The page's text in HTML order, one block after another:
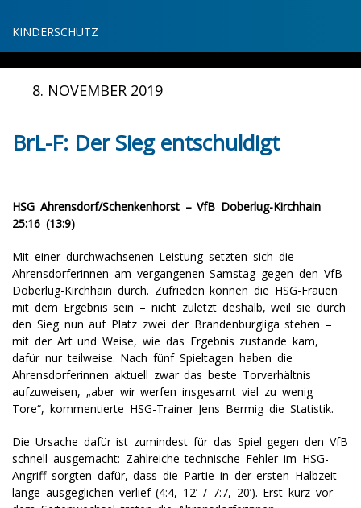
KINDERSCHUTZ
8. NOVEMBER 2019
BrL-F: Der Sieg entschuldigt
HSG Ahrensdorf/Schenkenhorst – VfB Doberlug-Kirchhain
25:16 (13:9)
Mit einer durchwachsenen Leistung setzten sich die
Ahrensdorferinnen am vergangenen Samstag gegen den VfB
Doberlug-Kirchhain durch. Zufrieden können die HSG-Frauen
mit dem Ergebnis sein – nicht zuletzt deshalb, weil sie durch
den Sieg nun auf Platz zwei der Brandenburgliga stehen –
mit der Art und Weise, wie das Ergebnis zustande kam,
dafür nur teilweise. Nach fünf Spieltagen haben die
Ahrensdorferinnen aktuell zwar das beste Torverhältnis
aufzuweisen, „aber wir werfen insgesamt viel zu wenig
Tore“, kommentierte HSG-Trainer Jens Bermig die Statistik.
Die Ursache dafür ist zumindest für das Spiel gegen den VfB
schnell ausgemacht: Zahlreiche technische Fehler im HSG-
Angriff sorgten dafür, dass die Partie in der ersten Halbzeit
lange ausgeglichen verlief (4:4, 12’ / 7:7, 20’). Erst kurz vor